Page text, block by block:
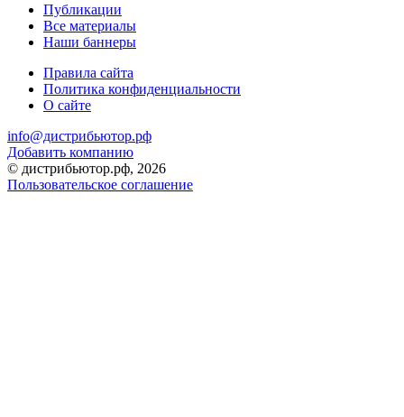
Публикации
Все материалы
Наши баннеры
Правила сайта
Политика конфиденциальности
О сайте
info@дистрибьютор.рф
Добавить компанию
© дистрибьютор.рф, 2026
Пользовательское соглашение